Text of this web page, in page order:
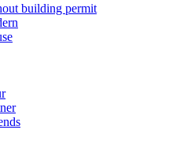
building permit